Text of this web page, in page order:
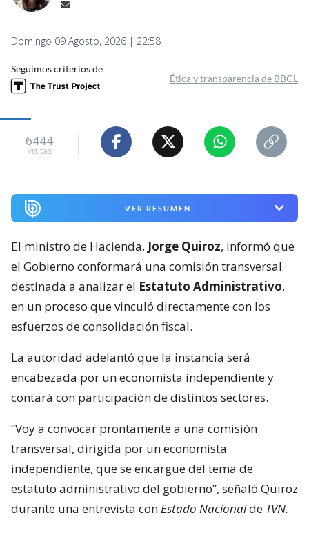
Domingo 09 Agosto, 2026 | 22:58
Seguimos criterios de
Ética y transparencia de BBCL
6444
visitas
VER RESUMEN
El ministro de Hacienda, Jorge Quiroz, informó que
el Gobierno conformará una comisión transversal
destinada a analizar el Estatuto Administrativo,
en un proceso que vinculó directamente con los
esfuerzos de consolidación fiscal.
La autoridad adelantó que la instancia será
encabezada por un economista independiente y
contará con participación de distintos sectores.
“Voy a convocar prontamente a una comisión
transversal, dirigida por un economista
independiente, que se encargue del tema de
estatuto administrativo del gobierno”, señaló Quiroz
durante una entrevista con Estado Nacionalde TVN.